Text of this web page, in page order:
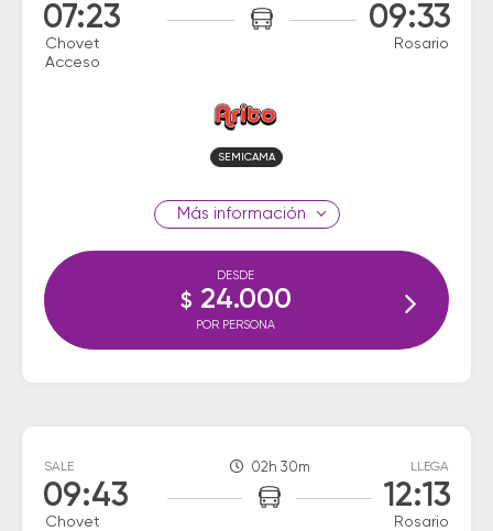
07:23
Chovet
Acceso
09:33
Rosario
SEMICAMA
información
DESDE
$ 24.000
POR PERSONA
SALE
09:43
Chovet
02h 30m LLEGA
12:13
Rosario